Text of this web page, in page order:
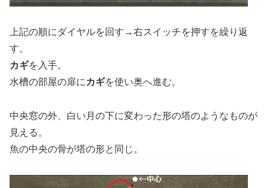
上記の順にダイヤルを回す→右スイッチを押すを繰り返
す。
カギを入手。
水槽の部屋の扉に カギを使い奥へ進む。
中央窓の外、白い月の下に変わった形の塔のようなものが
見える。
魚の中央の骨が塔の形と同じ。